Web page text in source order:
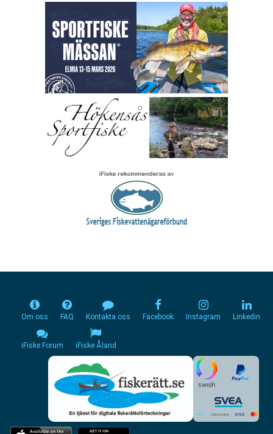
Om oss FAQ Kontakta oss Facebook Instagram Linkedin
iFiske Forum iFiske Åland